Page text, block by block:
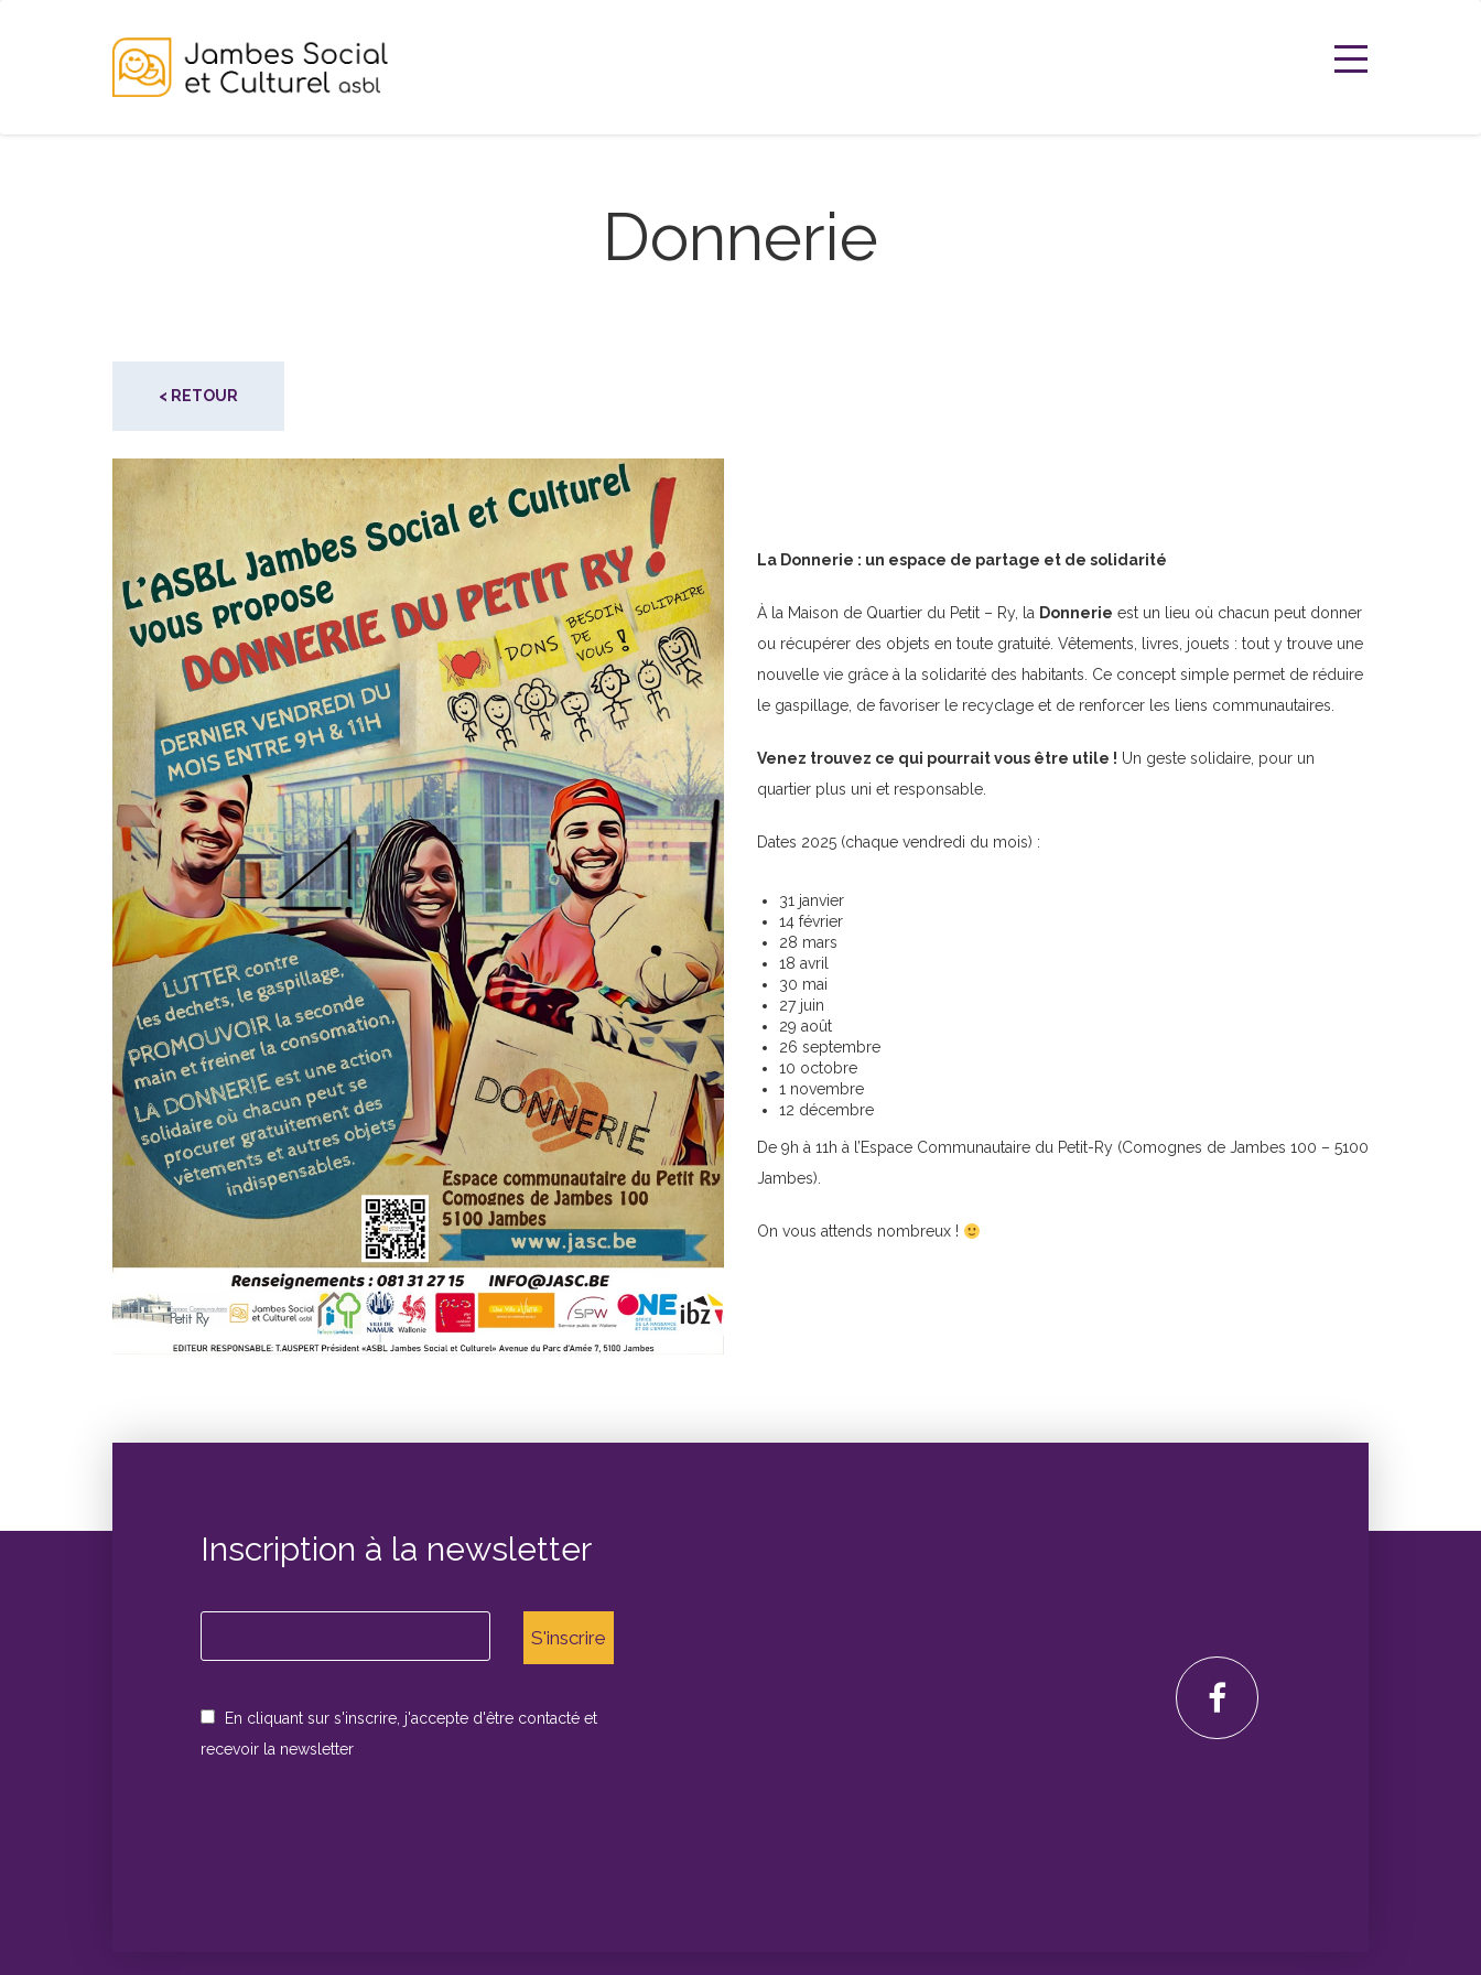
Donnerie
< RETOUR
La Donnerie : un espace de partage et de solidarité
À la Maison de Quartier du Petit – Ry, la Donnerie est un lieu où chacun peut donner
ou récupérer des objets en toute gratuité. Vêtements, livres, jouets : tout y trouve une
nouvelle vie grâce à la solidarité des habitants. Ce concept simple permet de réduire
le gaspillage, de favoriser le recyclage et de renforcer les liens communautaires.
Venez trouvez ce qui pourrait vous être utile ! Un geste solidaire, pour un
quartier plus uni et responsable.
Dates 2025 (chaque vendredi du mois) :
31 janvier
14 février
28 mars
18 avril
30 mai
27 juin
29 août
26 septembre
10 octobre
1 novembre
12 décembre
De 9h à 11h à l’Espace Communautaire du Petit-Ry (Comognes de Jambes 100 – 5100
Jambes).
On vous attends nombreux !
Inscription à la newsletter
En cliquant sur s'inscrire, j'accepte d'être contacté et
recevoir la newsletter